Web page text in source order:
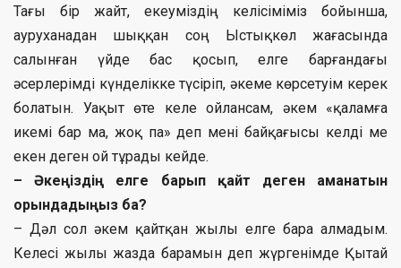
Тағы бір жайт, екеуміздің келісіміміз бойынша,
ауруханадан шыққан соң Ыстықкөл жағасында
салынған үйде бас қосып, елге барғандағы
әсерлерімді күнделікке түсіріп, әкеме көрсетуім керек
болатын. Уақыт өте келе ойлансам, әкем «қаламға
икемі бар ма, жоқ па» деп мені байқағысы келді ме
екен деген ой тұрады кейде.
– Әкеңіздің елге барып қайт деген аманатын
орындадыңыз ба?
– Дәл сол әкем қайтқан жылы елге бара алмадым.
Келесі жылы жазда барамын деп жүргенімде Қытай